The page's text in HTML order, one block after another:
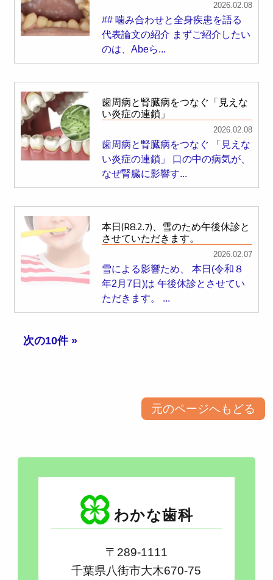
2026.02.08
## 噛み合わせと全身疾患を語る
代表論文の紹介 まずご紹介したい
のは、Abeら...
歯周病と腎臓病をつなぐ「見えな
い炎症の連鎖」
2026.02.08
歯周病と腎臓病をつなぐ 「見えな
い炎症の連鎖」 口の中の病気が、
なぜ腎臓に影響す...
本日(R8.2.7)、雪のため午後休診と
させていただきます。
2026.02.07
雪による影響ため、 本日(令和８
年2月7日)は 午後休診とさせてい
ただきます。 ...
次の10件
元のページへもどる
わかな歯科
〒289-1111
千葉県八街市大木670-75